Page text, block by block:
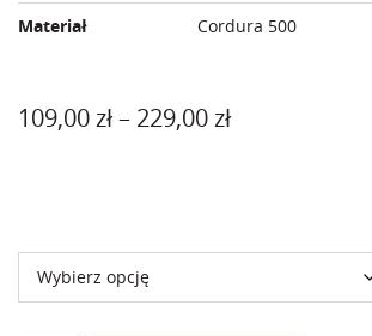
Materiał
Cordura 500
109,00zł– 229,00złZakres
do